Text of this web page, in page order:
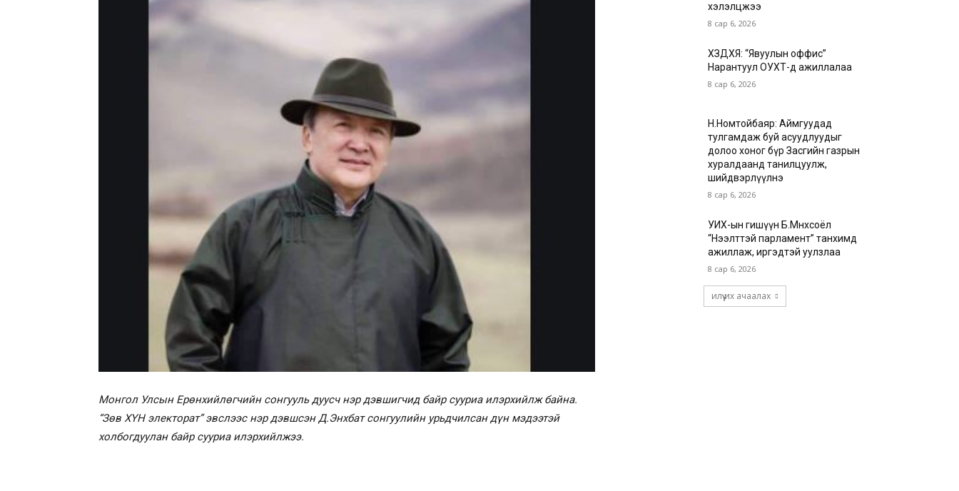
Монгол Улсын Ерөнхийлөгчийн сонгууль дуусч нэр дэвшигчид байр сууриа илэрхийлж байна.
“Зөв ХҮН электорат” эвслээс нэр дэвшсэн Д.Энхбат сонгуулийн урьдчилсан дүн мэдээтэй
холбогдуулан байр сууриа илэрхийлжээ.
хэлэлцжээ
8 сар 6, 2026
ХЗДХЯ: “Явуулын оффис”
Нарантуул ОУХТ-д ажиллалаа
8 сар 6, 2026
Н.Номтойбаяр: Аймгуудад
тулгамдаж буй асуудлуудыг
долоо хоног бүр Засгийн газрын
хуралдаанд танилцуулж,
шийдвэрлүүлнэ
8 сар 6, 2026
УИХ-ын гишүүн Б.Мөнхсоёл
“Нээлттэй парламент” танхимд
ажиллаж, иргэдтэй уулзлаа
8 сар 6, 2026
илүү их ачаалах